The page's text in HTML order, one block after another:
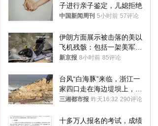
子进行亲子鉴定，儿媳拒绝
中国新闻周刊 5小时前 57评论
伊朗方面展示被击落的美以
飞机残骸：包括一架美军F-
15战斗机残骸以及多架无人
新京报 8小时前 85评论
台风“白海豚”来临，浙江一
家四口走在海边堤坝上，其
中9岁男孩被巨浪卷入海
三湘都市报 昨天16:32 290评论
十多万人报名的考试，成绩